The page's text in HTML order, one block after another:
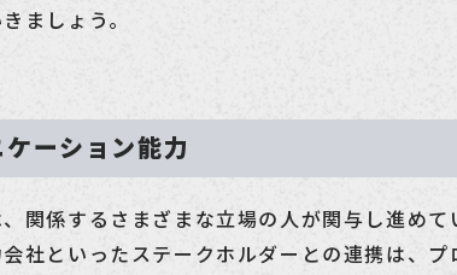
ましょう。
ケーション能力
関係するさまざまな立場の人が関与し進め
社といったステークホルダーとの連携は、プ